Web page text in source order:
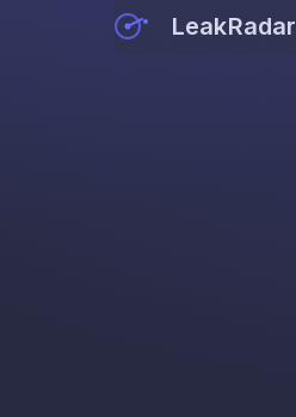
LeakRadar